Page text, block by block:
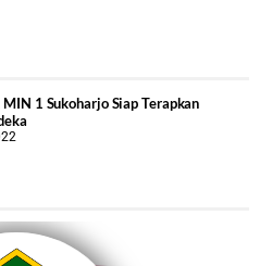
1 Sukoharjo Siap Terapkan